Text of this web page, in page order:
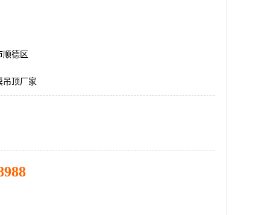
顺德区
吊顶厂家